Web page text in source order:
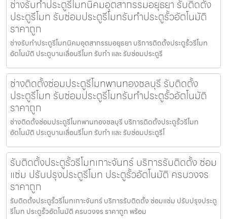
ช่างรับทำประตูรีโมทนิคมอุตสากรรมอยุธยา รับติดตั้ง
ประตูรีโมท รับซ่อมประตูรีโมทรับทำประตูรั้วอัตโนมัติ
ราคาถูก
ช่างรับทำประตูรีโมทนิคมอุตสากรรมอยุธยา บริการติดตั้งประตูรั้วรีโมท
อัตโนมัติ ประตูบานเลื่อนรีโมท รับทำ และ รับซ่อมประตูรี
ช่างติดตั้งซ่อมประตูรีโมทพานทองชลบุรี รับติดตั้ง
ประตูรีโมท รับซ่อมประตูรีโมทรับทำประตูรั้วอัตโนมัติ
ราคาถูก
ช่างติดตั้งซ่อมประตูรีโมทพานทองชลบุรี บริการติดตั้งประตูรั้วรีโมท
อัตโนมัติ ประตูบานเลื่อนรีโมท รับทำ และ รับซ่อมประตูรีโ
รับติดตั้งประตูรั้วรีโมทเกาะจันทร์ บริการรับติดตั้ง ซ่อม
แซ่ม ปรับปรุงประตูรีโมท ประตูรั้วอัตโนมัติ ครบวงจร
ราคาถูก
รับติดตั้งประตูรั้วรีโมทเกาะจันทร์ บริการรับติดตั้ง ซ่อมแซ่ม ปรับปรุงประตู
รีโมท ประตูรั้วอัตโนมัติ ครบวงจร ราคาถูก พร้อม